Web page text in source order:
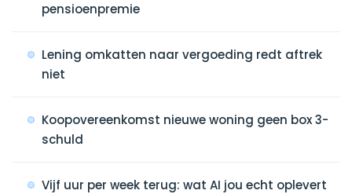
pensioenpremie
Lening omkatten naar vergoeding redt aftrek
niet
Koopovereenkomst nieuwe woning geen box 3-
schuld
Vijf uur per week terug: wat AI jou echt oplevert